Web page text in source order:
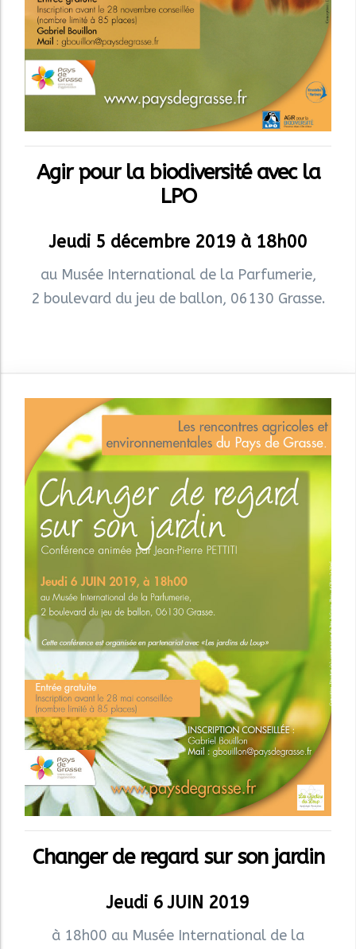
Agir pour la biodiversité avec la
LPO
Jeudi 5 décembre 2019 à 18h00
au Musée International de la Parfumerie,
2 boulevard du jeu de ballon, 06130 Grasse.
Changer de regard sur son jardin
Jeudi 6 JUIN 2019
à 18h00 au Musée International de la